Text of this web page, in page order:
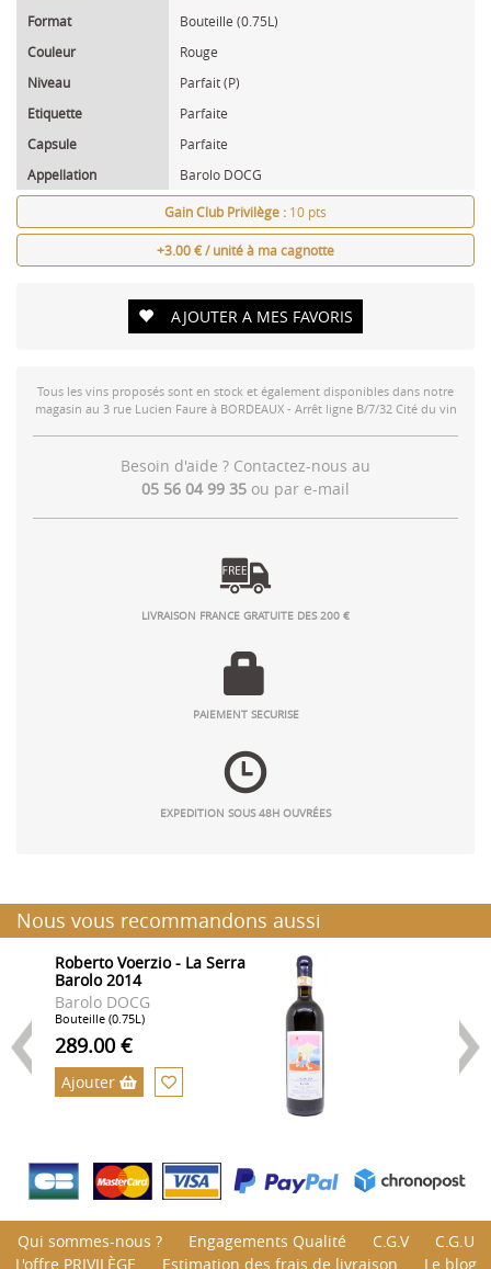
Format
Bouteille (0.75L)
Couleur
Rouge
Niveau
Parfait (P)
Etiquette
Parfaite
Capsule
Parfaite
Appellation
Barolo DOCG
Gain Club Privilège : 10 pts
+3.00 € / unité à ma cagnotte
AJOUTER A MES FAVORIS
Tous les vins proposés sont en stock et également disponibles dans notre
magasin au 3 rue Lucien Faure à BORDEAUX - Arrêt ligne B/7/32 Cité du vin
Besoin d'aide ? Contactez-nous au
05 56 04 99 35 ou par e-mail
LIVRAISON FRANCE GRATUITE DES 200 €
PAIEMENT SECURISE
EXPEDITION SOUS 48H OUVRÉES
Nous vous recommandons aussi
Roberto Voerzio - La Serra
Barolo 2014
Barolo DOCG
Bouteille (0.75L)
289.00 €
Ajouter
Qui sommes-nous ? Engagements Qualité C.G.V
C.G.U
L'offre PRIVILÈGE
Estimation des frais de livraison Le blog